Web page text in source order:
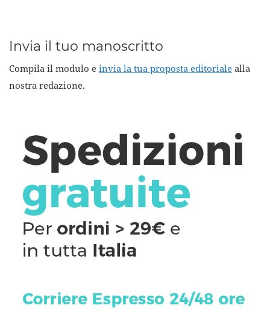
Invia il tuo manoscritto
Compila il modulo e invia la tua proposta editoriale alla
nostra redazione.